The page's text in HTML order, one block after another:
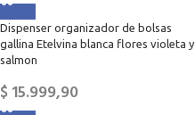
Dispenser organizador de bolsas
gallina Etelvina blanca flores violeta y
salmon
$15.999,90